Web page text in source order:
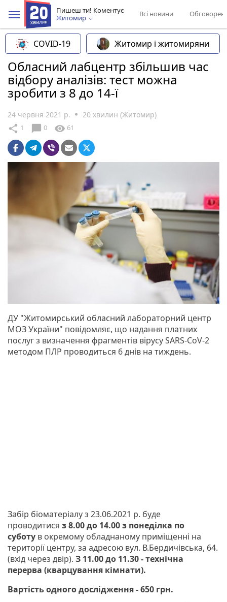
Пишеш ти! Коментує
Житомир
Всі новини
COVID-19 Житомир і житомиряни
Обласний лабцентр збільшив час
відбору аналізів: тест можна
зробити з 8 до 14-ї
24 червня 2021 р. 20 хвилин (Житомир)
share 1 chat_bubble 0 visibility 61
ДУ "Житомирський обласний лабораторний центр
МОЗ України" повідомляє, що надання платних
послуг з визначення фрагментів вірусу SARS-CoV-2
методом ПЛР проводиться 6 днів на тиждень.
Забір біоматеріалу з 23.06.2021 р. буде
проводитися з 8.00 до 14.00 з понеділка по
суботу в окремому обладнаному приміщенні на
території центру, за адресою вул. В.Бердичівська, 64.
(вхід через двір). З 11.00 до 11.30 - технічна
перерва (кварцування кімнати).
Вартість одного дослідження - 650 грн.